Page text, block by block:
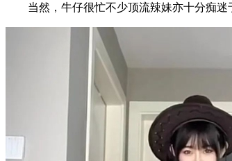
当然，牛仔很忙不少顶流辣妹亦十分痴迷